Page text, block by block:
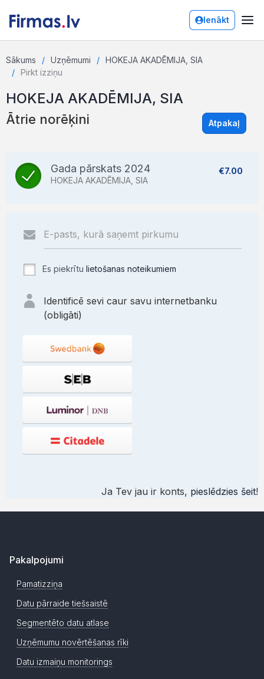
Ienākt
Sākums Uzņēmumi
HOKEJA AKADĒMIJA, SIA
Pirkt izziņu
HOKEJA AKADĒMIJA, SIA
Ātrie norēķini Atpakaļ
Gada pārskats 2024
HOKEJA AKADĒMIJA, SIA
€7.00
Es piekrītu lietošanas noteikumiem
Identificē sevi caur savu internetbanku
(obligāti)
Ja Tev jau ir konts, pieslēdzies šeit!
Pakalpojumi
Pamatizziņa
Datu pārraide tiešsaistē
Segmentēto datu atlase
Uzņēmumu novērtēšanas rīki
Datu izmaiņu monitorings